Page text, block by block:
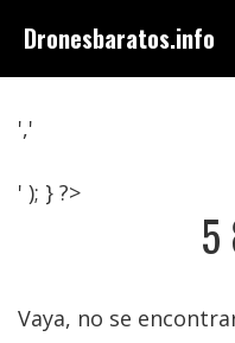
contenido
Dronesbaratos.info
','
' ); } ?>
5
Vaya, no se